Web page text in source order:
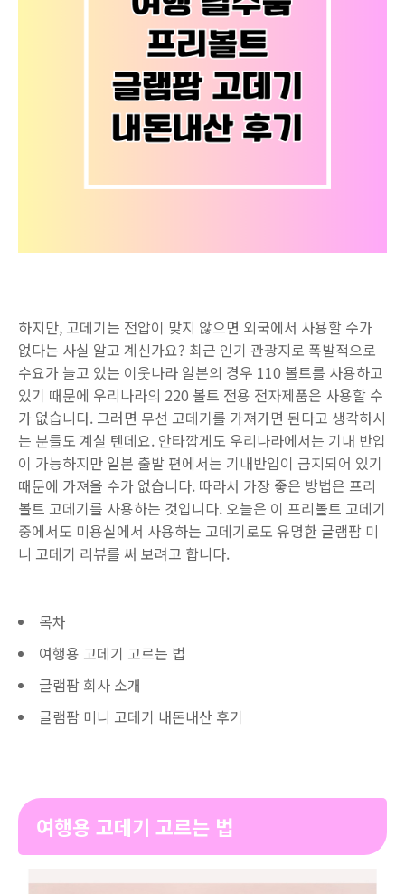
하지만, 고데기는 전압이 맞지 않으면 외국에서 사용할 수가
없다는 사실 알고 계신가요? 최근 인기 관광지로 폭발적으로
수요가 늘고 있는 이웃나라 일본의 경우 110 볼트를 사용하고
있기 때문에 우리나라의 220 볼트 전용 전자제품은 사용할 수
가 없습니다. 그러면 무선 고데기를 가져가면 된다고 생각하시
는 분들도 계실 텐데요. 안타깝게도 우리나라에서는 기내 반입
이 가능하지만 일본 출발 편에서는 기내반입이 금지되어 있기
때문에 가져올 수가 없습니다. 따라서 가장 좋은 방법은 프리
볼트 고데기를 사용하는 것입니다. 오늘은 이 프리볼트 고데기
중에서도 미용실에서 사용하는 고데기로도 유명한 글램팜 미
니 고데기 리뷰를 써 보려고 합니다.
목차
여행용 고데기 고르는 법
글램팜 회사 소개
글램팜 미니 고데기 내돈내산 후기
여행용 고데기 고르는 법